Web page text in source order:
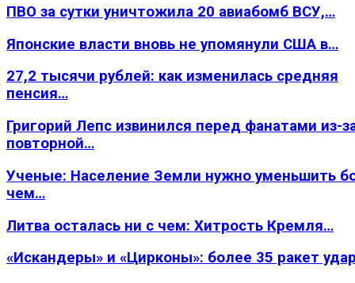
ПВО за сутки уничтожила 20 авиабомб ВСУ,…
Японские власти вновь не упомянули США в…
27,2 тысячи рублей: как изменилась средняя
пенсия…
Григорий Лепс извинился перед фанатами из-
повторной…
Ученые: Население Земли нужно уменьшить
чем…
Литва осталась ни с чем: Хитрость Кремля…
«Искандеры» и «Цирконы»: более 35 ракет